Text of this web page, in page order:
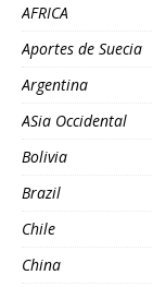
AFRICA
Aportes de Suecia
Argentina
ASia Occidental
Bolivia
Brazil
Chile
China